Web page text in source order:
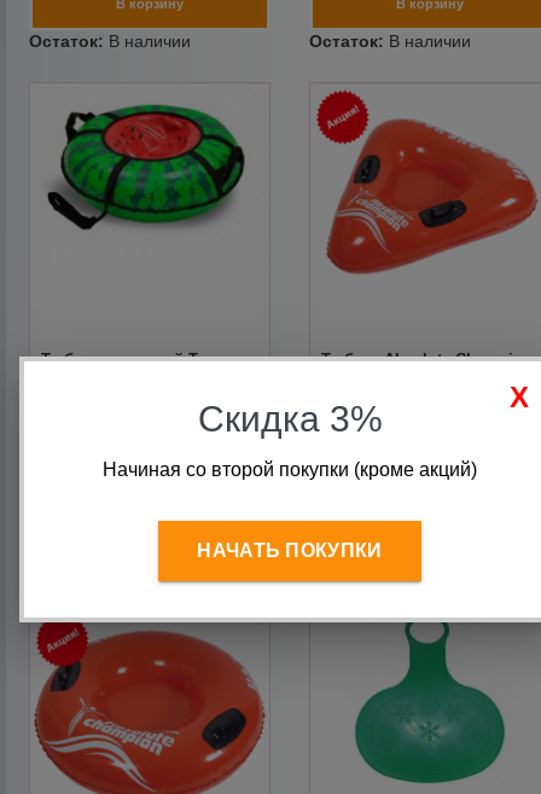
Тюбинг с камерой Тяни
1 681.90 руб.
Тюбинг Absolute Champion
590 руб.
Скидка 3%
Начиная со второй покупки (кроме акций)
НАЧАТЬ ПОКУПКИ